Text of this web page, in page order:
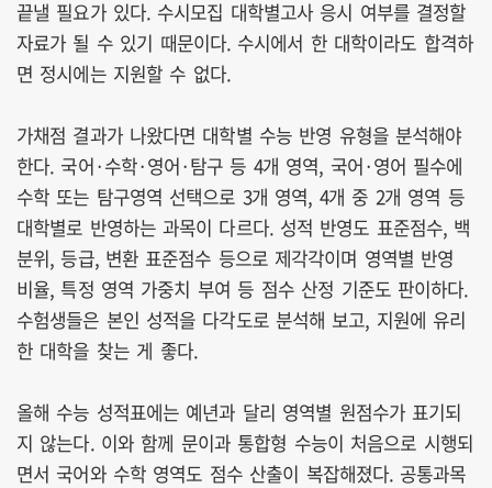
끝낼 필요가 있다. 수시모집 대학별고사 응시 여부를 결정할
자료가 될 수 있기 때문이다. 수시에서 한 대학이라도 합격하
면 정시에는 지원할 수 없다.
가채점 결과가 나왔다면 대학별 수능 반영 유형을 분석해야
한다. 국어·수학·영어·탐구 등 4개 영역, 국어·영어 필수에
수학 또는 탐구영역 선택으로 3개 영역, 4개 중 2개 영역 등
대학별로 반영하는 과목이 다르다. 성적 반영도 표준점수, 백
분위, 등급, 변환 표준점수 등으로 제각각이며 영역별 반영
비율, 특정 영역 가중치 부여 등 점수 산정 기준도 판이하다.
수험생들은 본인 성적을 다각도로 분석해 보고, 지원에 유리
한 대학을 찾는 게 좋다.
올해 수능 성적표에는 예년과 달리 영역별 원점수가 표기되
지 않는다. 이와 함께 문이과 통합형 수능이 처음으로 시행되
면서 국어와 수학 영역도 점수 산출이 복잡해졌다. 공통과목